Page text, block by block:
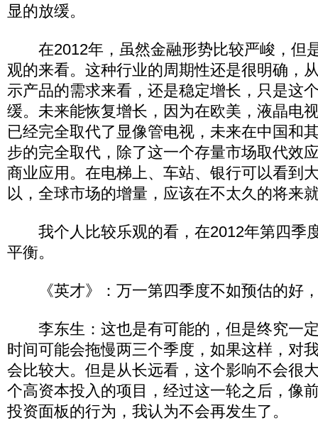
显的放缓。
在2012年，虽然金融形势比较严峻，但
观的来看。这种行业的周期性还是很明确，
示产品的需求来看，还是稳定增长，只是这
缓。未来能恢复增长，因为在欧美，液晶电
已经完全取代了显像管电视，未来在中国和
步的完全取代，除了这一个存量市场取代效
商业应用。在电梯上、车站、银行可以看到
以，全球市场的增量，应该在不太久的将来
我个人比较乐观的看，在2012年第四季
平衡。
《英才》：万一第四季度不如预估的好
李东生：这也是有可能的，但是终究一
时间可能会拖慢两三个季度，如果这样，对
会比较大。但是从长远看，这个影响不会很
个高资本投入的项目，经过这一轮之后，像
投资面板的行为，我认为不会再发生了。